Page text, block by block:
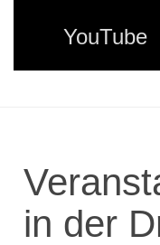
YouTube
in der